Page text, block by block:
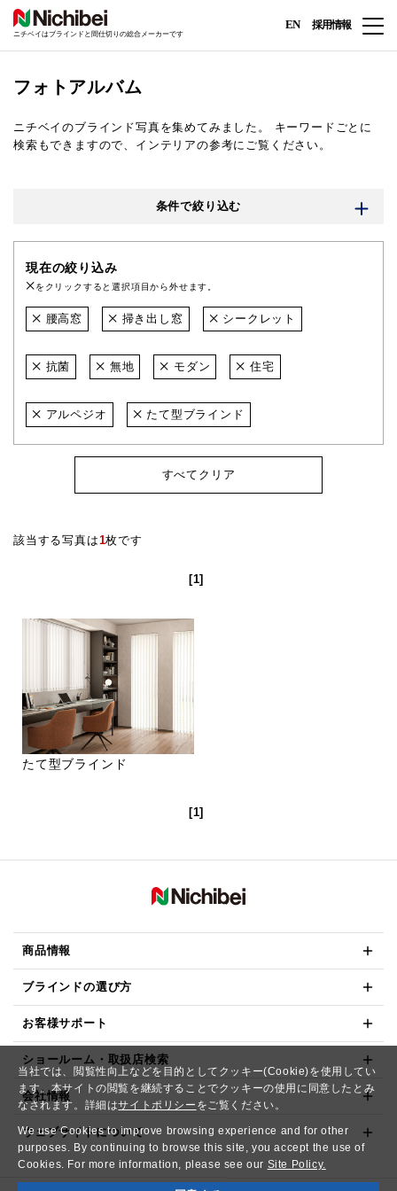
当社では、閲覧性向上などを目的としてクッキー(Cookie)を使用してい
ます。本サイトの閲覧を継続することでクッキーの使用に同意したとみ
なされます。詳細はサイトポリシー をご覧ください。
We use Cookies to improve browsing experience and for other
purposes. By continuing to browse this site, you accept the use of
Cookies. For more information, please see our Site Policy.
ニチベイはブラインドと間仕切りの総合メーカーです
EN 採用情報
フォトアルバム
ニチベイのブラインド写真を集めてみました。
キーワードごとに
検索もできますので、インテリアの参考にご覧ください。
条件で絞り込む
現在の絞り込み
をクリックすると選択項目から外せます。
腰高窓 掃き出し窓 シークレット
抗菌 無地 モダン 住宅
アルペジオ たて型ブラインド
すべてクリア
該当する写真は1枚です
[1]
たて型ブラインド
[1]
商品情報
ブラインドの選び方
お客様サポート
ショールーム・取扱店検索
会社情報
ウェブサイトについて